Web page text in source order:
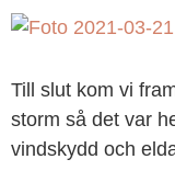
Till slut kom vi
storm så det var
vindskydd och